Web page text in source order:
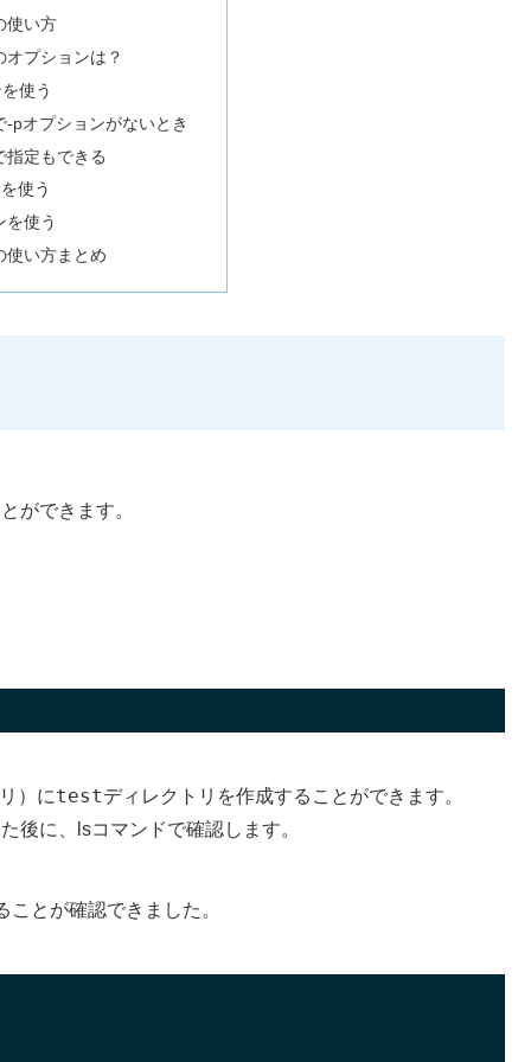
使い方
プションは？
使う
-pオプションがないとき
指定もできる
使う
を使う
使い方まとめ
ができます。
）にtestディレクトリを作成することができます。
後に、lsコマンドで確認します。
とが確認できました。